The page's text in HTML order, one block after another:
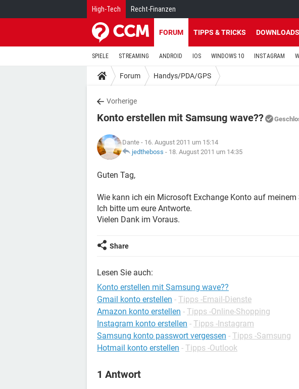
High-Tech Recht-Finanzen
FORUM TIPPS & TRICKS DOWNLOADS
SPIELE STREAMING ANDROID IOS WINDOWS 10 INSTAGRAM
Forum Handys/PDA/GPS
Vorherige
Konto erstellen mit Samsung wave??
Dante - 16. August 2011 um 15:14
jedtheboss - 18. August 2011 um 14:35
Guten Tag,
Wie kann ich ein Microsoft Exchange Konto auf meinem
Ich bitte um eure Antworte.
Vielen Dank im Voraus.
Share
Lesen Sie auch:
Konto erstellen mit Samsung wave??
Gmail konto erstellen - Tipps -Email-Dienste
Amazon konto erstellen - Tipps -Online-Shopping
Instagram konto erstellen - Tipps -Instagram
Samsung konto passwort vergessen - Tipps -Samsung
Hotmail konto erstellen - Tipps -Outlook
1 Antwort